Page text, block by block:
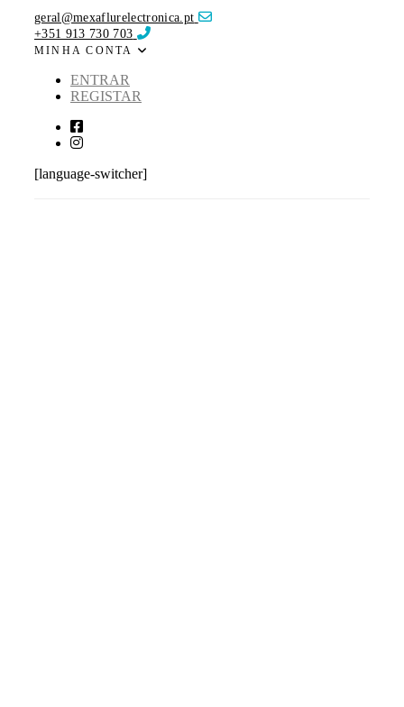
primary
geral@mexaflurelectronica.pt
+351 913 730 703
MINHA CONTA
ENTRAR
REGISTAR
[language-switcher]